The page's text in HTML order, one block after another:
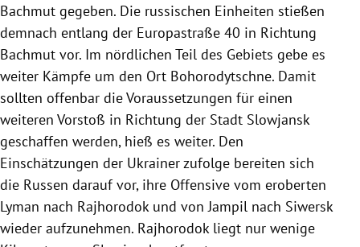
Bachmut gegeben. Die russischen Einheiten stießen
demnach entlang der Europastraße 40 in Richtung
Bachmut vor. Im nördlichen Teil des Gebiets gebe es
weiter Kämpfe um den Ort Bohorodytschne. Damit
sollten offenbar die Voraussetzungen für einen
weiteren Vorstoß in Richtung der Stadt Slowjansk
geschaffen werden, hieß es weiter. Den
Einschätzungen der Ukrainer zufolge bereiten sich
die Russen darauf vor, ihre Offensive vom eroberten
Lyman nach Rajhorodok und von Jampil nach Siwersk
wieder aufzunehmen. Rajhorodok liegt nur wenige